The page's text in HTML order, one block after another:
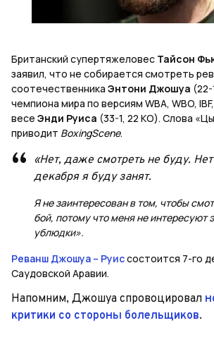
Британский супертяжеловес Тайсон
заявил, что не собирается смотреть
соотечественника Энтони Джошуа (22-
чемпиона мира по версиям WBA, WBO,
весе Энди Руиса (33-1, 22 КО). Слова
приводит BoxingScene.
«Нет, даже смотреть не буду. Нет
декабря я буду занят.
Я не заинтересован в том, чтобы
бой, потому что меня не интересуют
ублюдки».
Реванш Джошуа – Руиссостоится 7-го
Саудовской Аравии.
Напомним, Джошуа спровоцировал
критики со стороны болельщиков.